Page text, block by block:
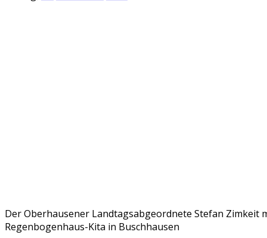
Der Oberhausener Landtagsabgeordnete Stefan Zimkeit
Regenbogenhaus-Kita in Buschhausen